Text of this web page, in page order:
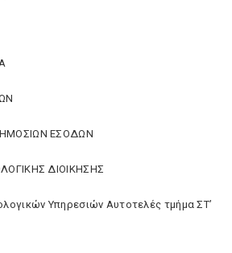
ΕΣΟΔΩΝ
ΔΙΟΙΚΗΣΗΣ
Υπηρεσιών Αυτοτελές τμήμα ΣΤ’